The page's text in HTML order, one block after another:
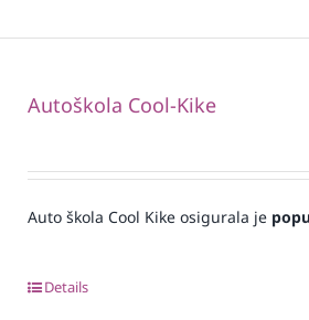
Autoškola Cool-Kike
Auto škola Cool Kike osigurala je
Details